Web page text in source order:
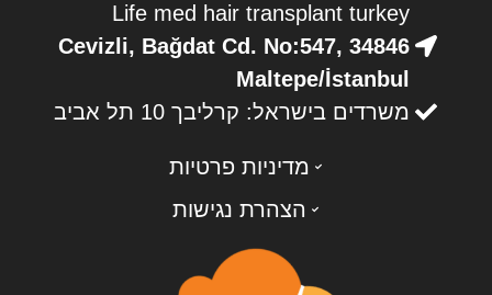
Life med hair transplant turkey
Cevizli, Bağdat Cd. No:547, 34846
Maltepe/İstanbul
משרדים בישראל: קרליבך 10 תל אביב
מדיניות פרטיות
הצהרת נגישות